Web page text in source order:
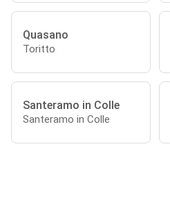
Quasano
Toritto
Santeramo in Colle
Santeramo in Colle